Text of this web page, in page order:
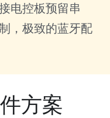
电控板预留串
，极致的蓝牙配
方案